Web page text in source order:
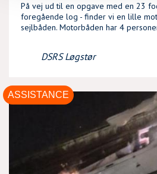
På vej ud til en opgave med en 23
foregående log - finder vi en lille
sejlbåden. Motorbåden har 4
DSRS Løgstør
ASSISTANCE